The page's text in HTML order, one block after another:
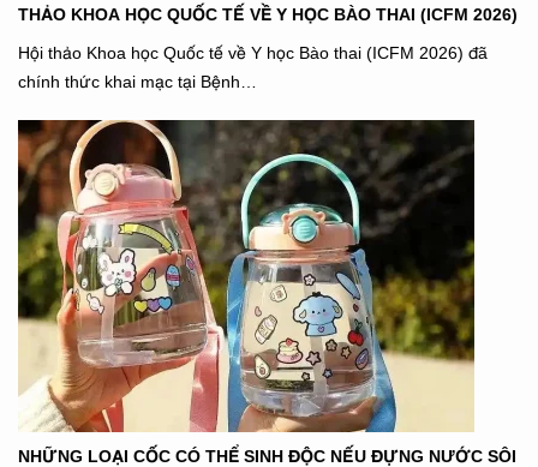
THẢO KHOA HỌC QUỐC TẾ VỀ Y HỌC BÀO THAI (ICFM 2026)
Hội thảo Khoa học Quốc tế về Y học Bào thai (ICFM 2026) đã
chính thức khai mạc tại Bệnh…
NHỮNG LOẠI CỐC CÓ THỂ SINH ĐỘC NẾU ĐỰNG NƯỚC SÔI